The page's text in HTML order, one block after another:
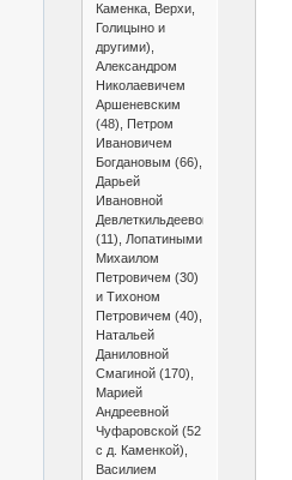
Каменка, Верхи,
Голицыно и
другими),
Александром
Николаевичем
Аршеневским
(48), Петром
Ивановичем
Богдановым (66),
Дарьей
Ивановной
Девлеткильдеевой
(11), Лопатиными
Михаилом
Петровичем (30)
и Тихоном
Петровичем (40),
Натальей
Даниловной
Смагиной (170),
Марией
Андреевной
Чуфаровской (52
с д. Каменкой),
Василием